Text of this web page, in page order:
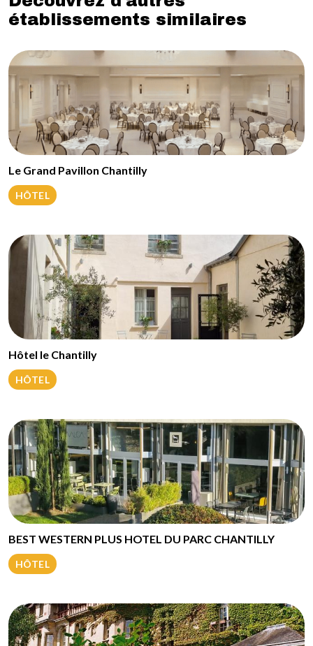
établissements similaires
Le Grand Pavillon Chantilly
HÔTEL
Hôtel le Chantilly
HÔTEL
BEST WESTERN PLUS HOTEL DU PARC CHANTILLY
HÔTEL